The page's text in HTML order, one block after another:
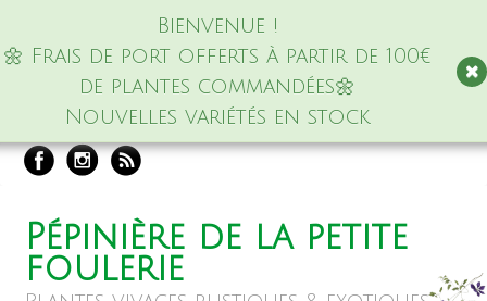
Bienvenue !
🌼 Frais de port offerts à partir de 100€
de plantes commandées🌼
Nouvelles variétés en stock
Pépinière de la petite
foulerie